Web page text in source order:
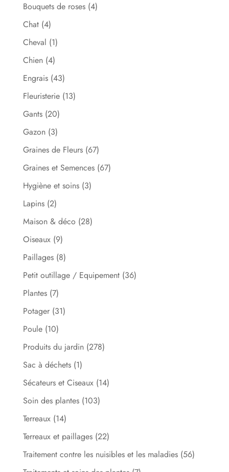
Bouquets de roses (4)
Chat (4)
Cheval (1)
Chien (4)
Engrais (43)
Fleuristerie (13)
Gants (20)
Gazon (3)
Graines de Fleurs (67)
Graines et Semences (67)
Hygiène et soins (3)
Lapins (2)
Maison & déco (28)
Oiseaux (9)
Paillages (8)
Petit outillage / Equipement (36)
Plantes (7)
Potager (31)
Poule (10)
Produits du jardin (278)
Sac à déchets (1)
Sécateurs et Ciseaux (14)
Soin des plantes (103)
Terreaux (14)
Terreaux et paillages (22)
Traitement contre les nuisibles et les maladies (56)